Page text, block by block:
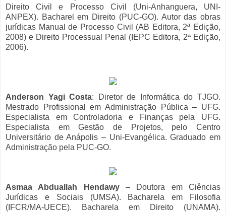
Direito Civil e Processo Civil (Uni-Anhanguera, UNI-
ANPEX). Bacharel em Direito (PUC-GO). Autor das obras
jurídicas Manual de Processo Civil (AB Editora, 2ª Edição,
2008) e Direito Processual Penal (IEPC Editora, 2ª Edição,
2006).
Anderson Yagi Costa: Diretor de Informática do TJGO.
Mestrado Profissional em Administração Pública – UFG.
Especialista em Controladoria e Finanças pela UFG.
Especialista em Gestão de Projetos, pelo Centro
Universitário de Anápolis – Uni-Evangélica. Graduado em
Administração pela PUC-GO.
Asmaa Abduallah Hendawy– Doutora em Ciências
Jurídicas e Sociais (UMSA). Bacharela em Filosofia
(IFCR/MA-UECE). Bacharela em Direito (UNAMA).